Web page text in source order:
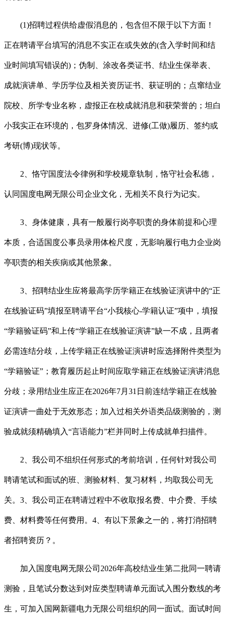
(1)招聘过程供给虚假消息的，包含但不限于以下方面！
正在聘请平台填写的消息不实正在或失效的(含入学时间和结
业时间填写错误的)；伪制、涂改各类证书、结业生保举表、
成就演讲单、学历学位及相关资历证书、获证明的；点窜结业
院校、所学专业名称，虚报正在校成就消息和获荣誉的；坦白
小我实正在环境的，包罗身体情况、进修(工做)履历、签约或
考研(博)现状等。
2、恪守国度法令律例和学校规章轨制，恪守社会私德，
认同国度电网无限公司企业文化，无相关不良行为记实。
3、身体健康，具有一般履行岗亭职责的身体前提和心理
本质，合适国度公事员录用体检尺度，无影响履行电力企业岗
亭职责的相关疾病或其他景象。
3、招聘结业生应将最高学历学籍正在线验证演讲中的“正
在线验证码”填报至聘请平台“小我核心-学籍认证”项中，填报
“学籍验证码”和上传“学籍正在线验证演讲”缺一不成，且两者
必需连结分歧，上传学籍正在线验证演讲时应选择附件类型为
“学籍验证”；教育履历起止时间应取学籍正在线验证演讲消息
分歧；录用结业生应正在2026年7月31日前连结学籍正在线验
证演讲一曲处于无效形态；加入过相关外语类品级测验的，测
验成就须精确填入“言语能力”栏并同时上传成就单扫描件。
2、我公司不组织任何形式的考前培训，任何针对我公司
聘请笔试和面试的班、测验材料、复习材料，均取我公司无
关。3、我公司正在聘请过程中不收取报名费、中介费、手续
费、材料费等任何费用。4、有以下景象之一的，将打消招聘
者招聘资历？。
加入国度电网无限公司2026年高校结业生第二批同一聘请
测验，且笔试分数达到对应类型聘请单元面试入围分数线的考
生，可加入国网新疆电力无限公司组织的同一面试。面试时间